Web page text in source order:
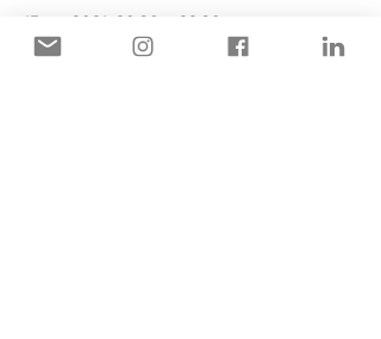
15 set 2021, 20:30 – 22:30
Cormano, 20032 Cormano MI, Italia